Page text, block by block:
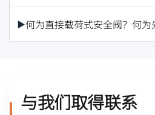
何为直接载荷式安全阀？何为
与我们取得联系